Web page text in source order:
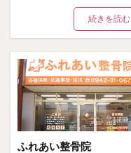
続きを読む
ふれあい整骨院